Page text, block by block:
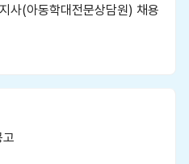
사(아동학대전문상담원) 채용